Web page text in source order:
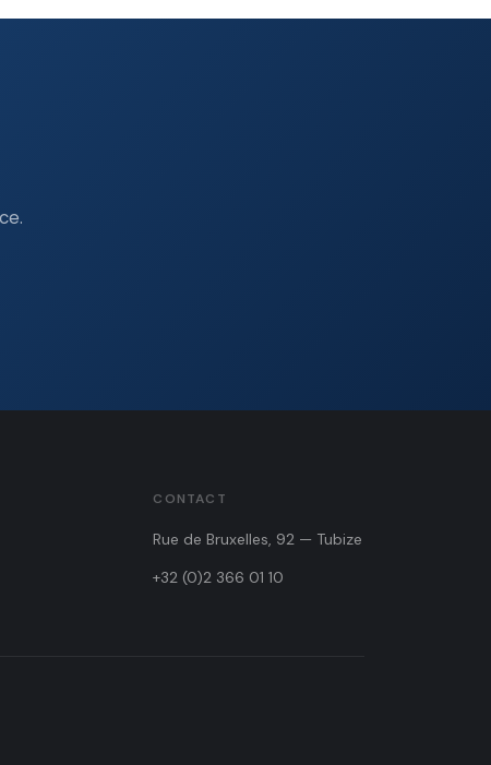
CONTACT
Rue de Bruxelles, 92 — Tubize
+32 (0)2 366 01 10